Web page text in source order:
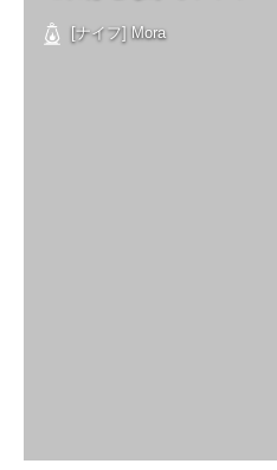
[ナイフ] Mora